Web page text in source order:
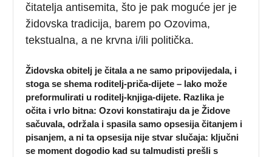
čitatelja antisemita, što je pak moguće jer je
židovska tradicija, barem po Ozovima,
tekstualna, a ne krvna i/ili politička.
Židovska obitelj je čitala a ne samo pripovijedala, i
stoga se shema roditelj-priča-dijete – lako može
preformulirati u roditelj-knjiga-dijete. Razlika je
očita i vrlo bitna: Ozovi konstatiraju da je Židove
sačuvala, održala i spasila samo opsesija čitanjem i
pisanjem, a ni ta opsesija nije stvar slučaja: ključni
se moment dogodio kad su talmudisti prešli s